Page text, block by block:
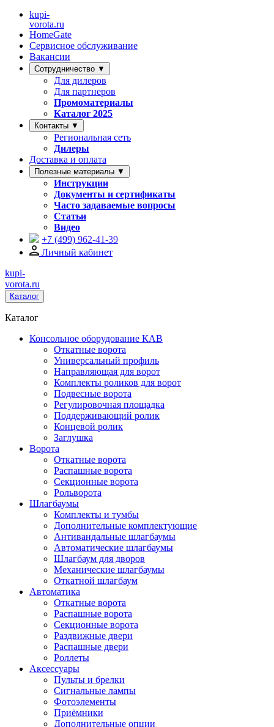
kupi-
vorota.ru
HomeGate
Сервисное обслуживание
Вакансии
Сотрудничество ▼
Для дилеров
Для партнеров
Промоматериалы
Каталог 2025
Контакты ▼
Региональная сеть
Дилеры
Доставка и оплата
Полезные материалы ▼
Инструкции
Документы и сертификаты
Часто задаваемые вопросы
Статьи
Видео
+7 (499) 962-41-39
Личный кабинет
kupi-
vorota.ru
Каталог
Каталог
Консольное оборудование КАВ
Откатные ворота
Универсальный профиль
Направляющая для ворот
Комплекты роликов для ворот
Подвесные ворота
Регулировочная площадка
Поддерживающий ролик
Концевой ролик
Заглушка
Ворота
Откатные ворота
Распашные ворота
Секционные ворота
Рольворота
Шлагбаумы
Комплекты и тумбы
Дополнительные комплектующие
Антивандальные шлагбаумы
Автоматические шлагбаумы
Шлагбаум для дворов
Механические шлагбаумы
Откатной шлагбаум
Автоматика
Откатные ворота
Распашные ворота
Секционные ворота
Раздвижные двери
Распашные двери
Роллеты
Аксессуары
Пульты и брелки
Сигнальные лампы
Фотоэлементы
Приёмники
Дополнительные опции